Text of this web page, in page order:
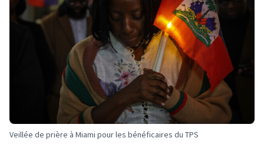
Veillée de prière à Miami pour les bénéficaires du TPS